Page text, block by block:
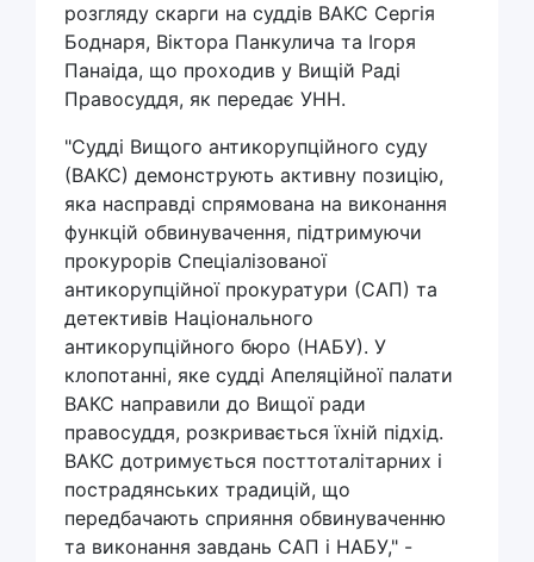
розгляду скарги на суддів ВАКС Сергія
Боднаря, Віктора Панкулича та Ігоря
Панаіда, що проходив у Вищій Раді
Правосуддя, як передає УНН.
"Судді Вищого антикорупційного суду
(ВАКС) демонструють активну позицію,
яка насправді спрямована на виконання
функцій обвинувачення, підтримуючи
прокурорів Спеціалізованої
антикорупційної прокуратури (САП) та
детективів Національного
антикорупційного бюро (НАБУ). У
клопотанні, яке судді Апеляційної палати
ВАКС направили до Вищої ради
правосуддя, розкривається їхній підхід.
ВАКС дотримується посттоталітарних і
пострадянських традицій, що
передбачають сприяння обвинуваченню
та виконання завдань САП і НАБУ," -